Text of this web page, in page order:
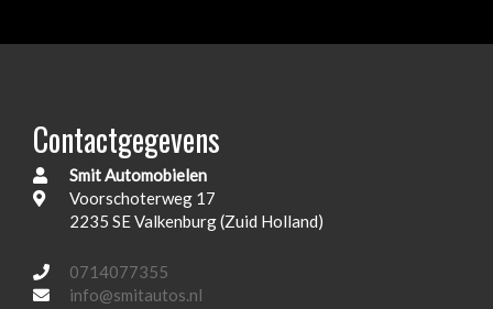
In hoogte verstelbare voorstoelen
Passagiersairbag
Pianolak interieurlijsten
Usb-aansluiting
Contactgegevens
Smit Automobielen
Voorschoterweg 17
2235 SE Valkenburg (Zuid Holland)
0714077355
info@smitautos.nl